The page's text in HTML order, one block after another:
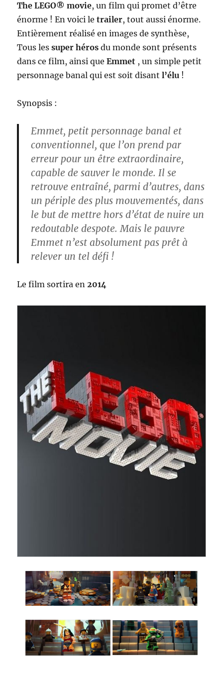
The LEGO® movie, un film qui promet d’être
énorme ! En voici letrailer, tout aussi énorme.
Entièrement réalisé en images de synthèse,
Tous lessuper héros du monde sont présents
dans ce film, ainsi queEmmet , un simple petit
personnage banal qui est soit disantl’élu !
Synopsis :
Emmet, petit personnage banal et
conventionnel, que l’on prend par
erreur pour un être extraordinaire,
capable de sauver le monde. Il se
retrouve entraîné, parmi d’autres, dans
un périple des plus mouvementés, dans
le but de mettre hors d’état de nuire un
redoutable despote. Mais le pauvre
Emmet n’est absolument pas prêt à
relever un tel défi !
Le film sortira en2014